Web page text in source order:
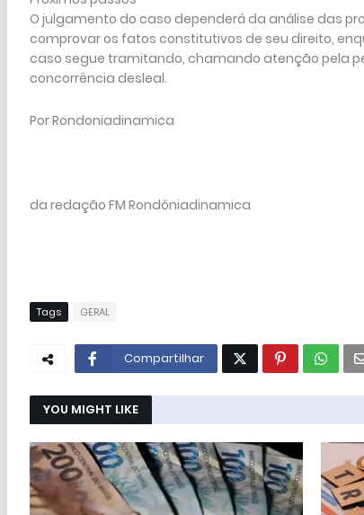
O julgamento do caso dependerá da análise das
comprovar os fatos constitutivos de seu direito,
caso segue tramitando, chamando atenção pela
concorrência desleal.
Por Rondoniadinamica
da redação FM Rondôniadinamica
Tags GERAL
Compartilhar
YOU MIGHT LIKE